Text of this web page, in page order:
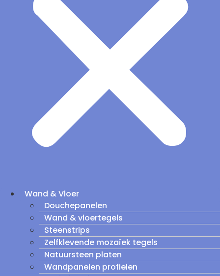
Wand & Vloer
Douchepanelen
Wand & vloertegels
Steenstrips
Zelfklevende mozaïek tegels
Natuursteen platen
Wandpanelen profielen